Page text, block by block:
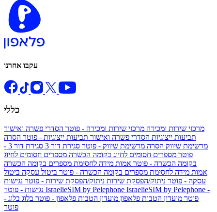
עקבו אחרנו
כללי
מרכזי שירות ומכירה מרכזי שירות ומכירה - פוטר הסדרי פשרה ואישור
תביעות ייצוגיות הסדרי פשרה ואישור תביעות ייצוגיות - פוטר הסרה
מרשימת שיווק הסרה מרשימת שיווק - פוטר סגירת דור 3
סגירת דור 3 -
פוטר מספרים חסומים לחיוג בקומה הכשרה מספרים חסומים לחיוג
בקומה הכשרה - פוטר אמות מידה לחסימת מספרים בקומה הכשרה
אמות מידה לחסימת מספרים בקומה הכשרה - פוטר ביטול עסקה ביטול
עסקה - פוטר ניתוק/הפסקת שירות ניתוק/הפסקת שירות - פוטר נגישות
IsraelieSIM by Pelephone IsraelieSIM by Pelephone -
פוטר מועדון הטבות פלאפון מועדון הטבות פלאפון - פוטר בלוג בלוג -
פוטר